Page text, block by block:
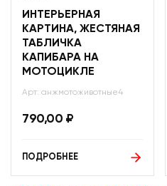
ИНТЕРЬЕРНАЯ
КАРТИНА, ЖЕСТЯНАЯ
ТАБЛИЧКА
КАПИБАРА НА
МОТОЦИКЛЕ
Арт: анжмотоживотные4
790,00 ₽
ПОДРОБНЕЕ